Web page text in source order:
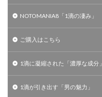
NOTOMANIA8「1滴の凄み」
ご購入はこちら
1滴に凝縮された「濃厚な成分」
1滴が引き出す「男の魅力」